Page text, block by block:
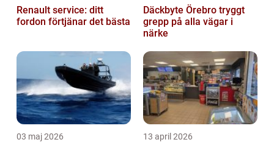
Renault service: ditt
fordon förtjänar det bästa
Däckbyte Örebro tryggt
grepp på alla vägar i
närke
03 maj 2026 13 april 2026